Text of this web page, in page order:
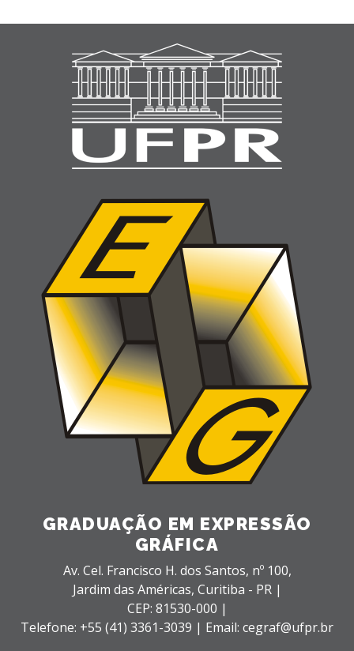
GRADUAÇÃO EM EXPRESSÃO
GRÁFICA
Av. Cel. Francisco H. dos Santos, nº 100,
Jardim das Américas, Curitiba - PR |
CEP: 81530-000 |
Telefone: +55 (41) 3361-3039 | Email: cegraf@ufpr.br